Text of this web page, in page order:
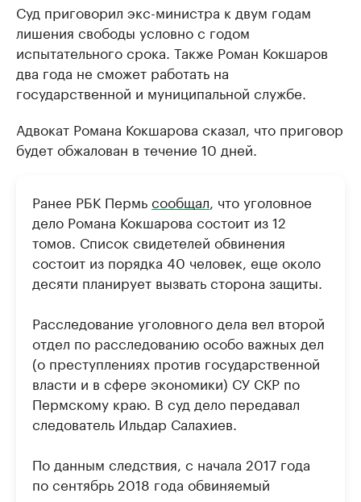
Суд приговорил экс-министра к двум годам
лишения свободы условно с годом
испытательного срока. Также Роман Кокшаров
два года не сможет работать на
государственной и муниципальной службе.
Адвокат Романа Кокшарова сказал, что приговор
будет обжалован в течение 10 дней.
Ранее РБК Пермьсообщал , что уголовное
дело Романа Кокшарова состоит из 12
томов. Список свидетелей обвинения
состоит из порядка 40 человек, еще около
десяти планирует вызвать сторона защиты.
Расследование уголовного дела вел второй
отдел по расследованию особо важных дел
(о преступлениях против государственной
власти и в сфере экономики) СУ СКР по
Пермскому краю. В суд дело передавал
следователь Ильдар Салахиев.
По данным следствия, с начала 2017 года
по сентябрь 2018 года обвиняемый